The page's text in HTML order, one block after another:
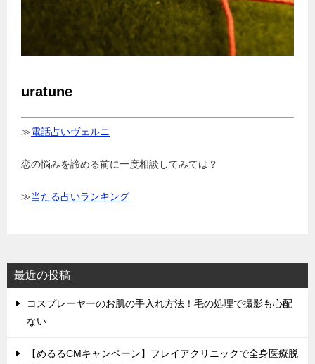
uratune
≫電話占いヴェルニ
恋の悩みを諦める前に一度相談してみては？
≫当たる占いランキング
最近の投稿
コスプレーヤーのお肌の手入れ方法！毛の処理で撮影も心配
ない
【めるるCMキャンペーン】フレイアクリニックで全身医療脱